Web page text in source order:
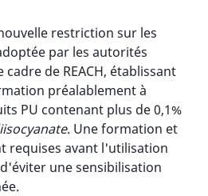
restriction sur les
par les autorités
de REACH, établissant
préalablement à
PU contenant plus de 0,1%
. Une formation et
requises avant l'utilisation
une sensibilisation